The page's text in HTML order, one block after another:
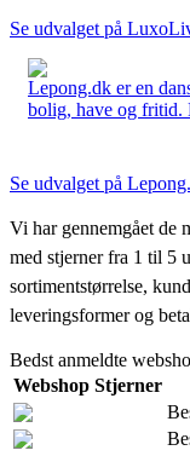
Se udvalget på
Lepong.dk er en
bolig, have og fritid.
Se udvalget på
Vi har gennemgået de
med stjerner fra 1 til 5
sortimentstørrelse,
leveringsformer og
Bedst anmeldte
Webshop Stjerner